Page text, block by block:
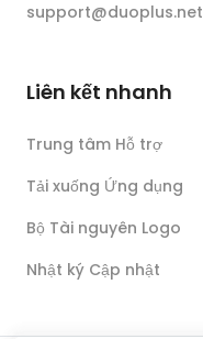
support@duoplus.net
Liên kết nhanh
Trung tâm Hỗ trợ
Tải xuống Ứng dụng
Bộ Tài nguyên Logo
Nhật ký Cập nhật